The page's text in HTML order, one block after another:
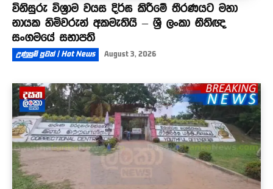
විනිසුරු විශ්‍රාම වයස දිර්ඝ කිරීමේ තීරණයට මහා
නායක හිමිවරුන් අකමැතියි – ශ්‍රී ලංකා නීතිඥ
සංගමයේ සභාපති
උණුසුම් පුවත් | Hot News August 3, 2026